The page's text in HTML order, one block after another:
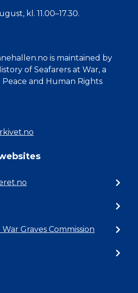
kl. 11.00–17.30.
is maintained by
of Seafarers at War, a
Peace and Human Rights
Graves Commission